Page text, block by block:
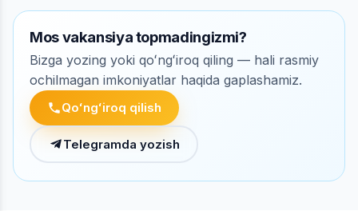
Mos vakansiya topmadingizmi?
Bizga yozing yoki qoʻngʻiroq qiling — hali rasmiy
ochilmagan imkoniyatlar haqida gaplashamiz.
Qoʻngʻiroq qilish
Telegramda yozish